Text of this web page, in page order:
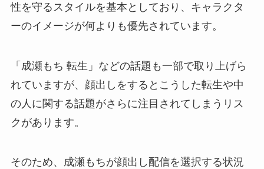
性を守るスタイルを基本としており、キャラクタ
ーのイメージが何よりも優先されています。
「成瀬もち 転生」などの話題も一部で取り上げら
れていますが、顔出しをするとこうした転生や中
の人に関する話題がさらに注目されてしまうリス
クがあります。
そのため、成瀬もちが顔出し配信を選択する状況